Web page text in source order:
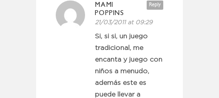
Reply
MAMI
POPPINS
21/03/2011 at 09:29
Si, si si, un juego
tradicional, me
encanta y juego con
niños a menudo,
además este es
puede llevar a